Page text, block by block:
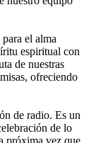
el alma
espiritual con
de nuestras
ofreciendo
de radio. Es un
de lo
próxima vez que